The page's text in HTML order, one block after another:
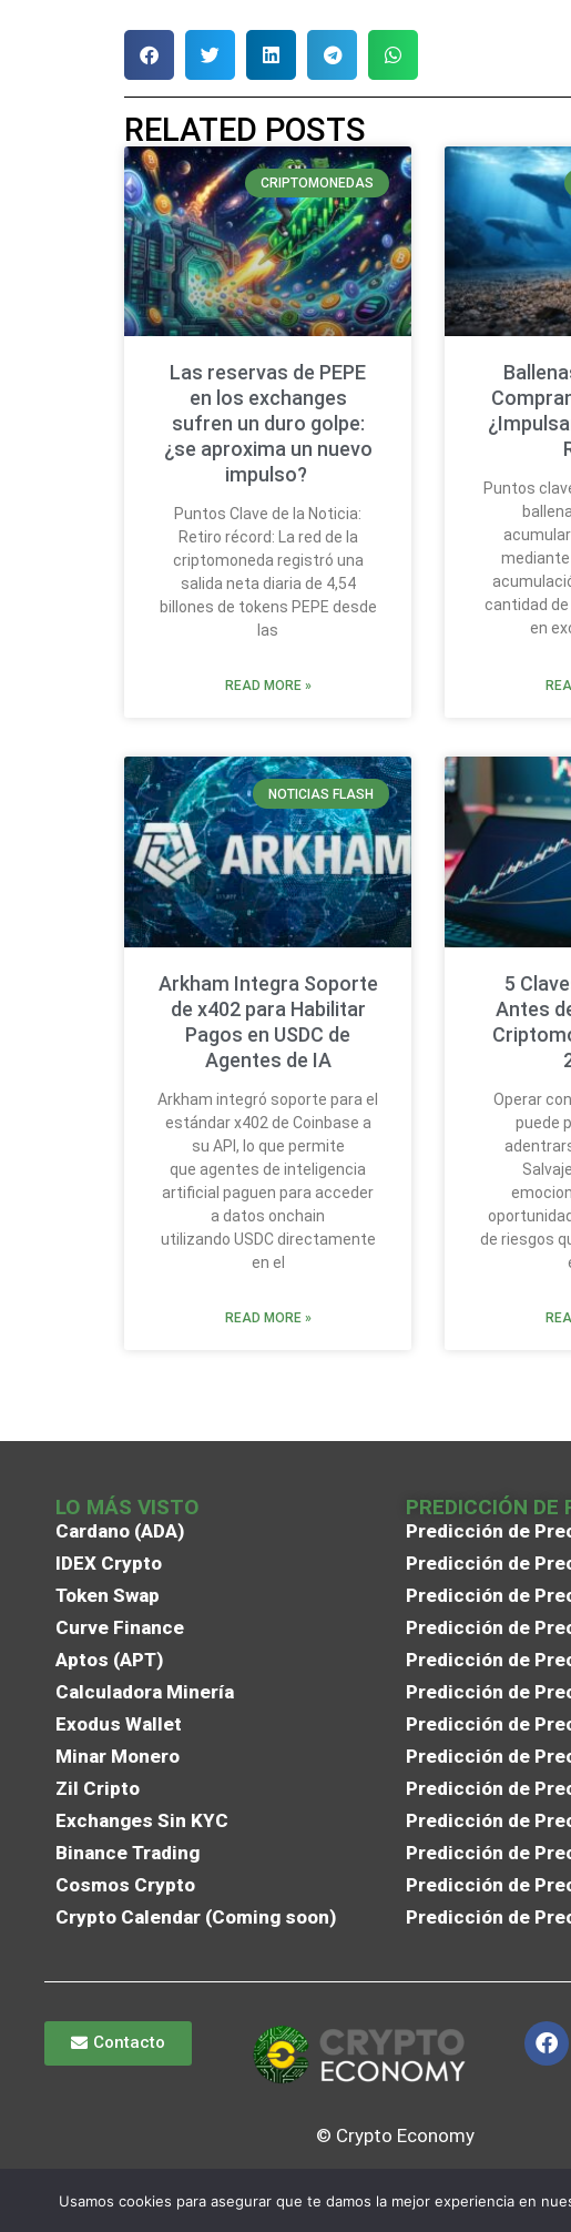
RELATED POSTS
CRIPTOMONEDAS
Las reservas de PEPE
en los exchanges
sufren un duro golpe:
¿se aproxima un nuevo
impulso?
Puntos Clave de la Noticia:
Retiro récord: La red de la
criptomoneda registró una
salida neta diaria de 4,54
billones de tokens PEPE desde
las
READ MORE »
Puntos
cantidad
en
NOTICIAS FLASH
Arkham Integra Soporte
de x402 para Habilitar
Pagos en USDC de
Agentes de IA
Arkham integró soporte para el
estándar x402 de Coinbase a
su API, lo que permite
que agentes de inteligencia
artificial paguen para acceder
a datos onchain
utilizando USDC directamente
en el
READ MORE »
5
Antes
Operar
puede
de riesgos
LO MÁS VISTO
Cardano (ADA)
IDEX Crypto
Token Swap
Curve Finance
Aptos (APT)
Calculadora Minería
Exodus Wallet
Minar Monero
Zil Cripto
Exchanges Sin KYC
Binance Trading
Cosmos Crypto
Crypto Calendar (Coming soon)
PREDICCIÓN DE
Predicción de
Predicción de
Predicción de
Predicción de
Predicción de
Predicción de
Predicción de
Predicción de
Predicción de
Predicción de
Predicción de
Predicción de
Predicción de
Contacto
© Crypto Economy
Usamos cookies para asegurar que te damos la mejor experiencia en